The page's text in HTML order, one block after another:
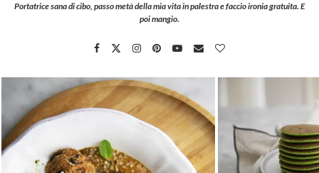
Portatrice sana di cibo, passo metà della mia vita in palestra e faccio ironia gratuita. E
poi mangio.